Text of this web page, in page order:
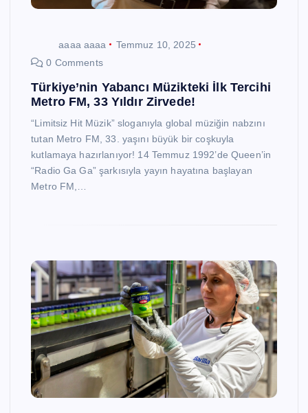
aaaa aaaa
Temmuz 10, 2025
0 Comments
Türkiye’nin Yabancı Müzikteki İlk Tercihi
Metro FM, 33 Yıldır Zirvede!
“Limitsiz Hit Müzik” sloganıyla global müziğin nabzını
tutan Metro FM, 33. yaşını büyük bir coşkuyla
kutlamaya hazırlanıyor! 14 Temmuz 1992’de Queen’in
“Radio Ga Ga” şarkısıyla yayın hayatına başlayan
Metro FM,…